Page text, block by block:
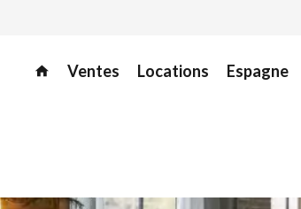
Ventes Locations Espagne